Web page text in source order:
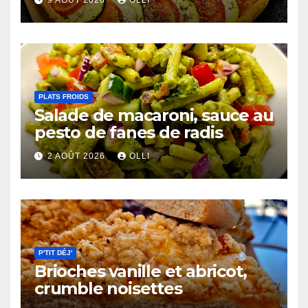
PLATS FROIDS
Salade de macaroni, sauce au
pesto de fanes de radis
2 AOÛT 2026 OLLI
P'TIT DÉJ'
Brioches vanille et abricot,
crumble noisettes